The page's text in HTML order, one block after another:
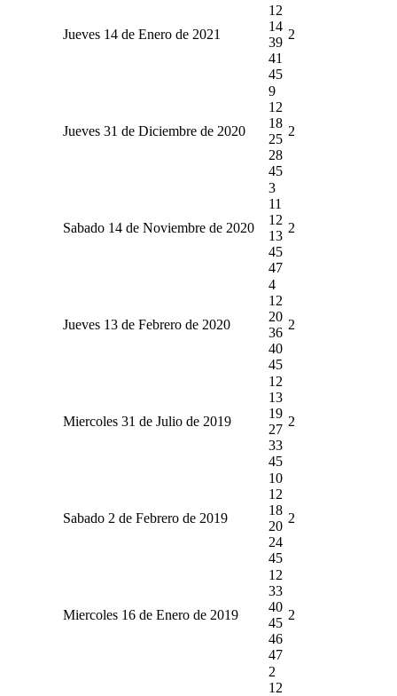
Jueves 14 de Enero de 2021
12
14
39
41
45
2
Jueves 31 de Diciembre de 2020
9
12
18
25
28
45
2
Sabado 14 de Noviembre de 2020
3
11
12
13
45
47
2
Jueves 13 de Febrero de 2020
4
12
20
36
40
45
2
Miercoles 31 de Julio de 2019
12
13
19
27
33
45
2
Sabado 2 de Febrero de 2019
10
12
18
20
24
45
2
Miercoles 16 de Enero de 2019
12
33
40
45
46
47
2
2
12